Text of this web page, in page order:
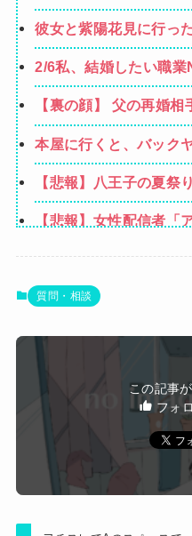
彼女と紫陽花見に行っ
てた。普通かわいいぺ
コーヒーや手作り菓子
2/6私、結婚したい職
ど、嫁が子供連れて家
かないけど強いてあげ
れない。嫁のせいでア
【裏の顔】 父の再婚
私の帰宅に気付かない
のに大学費用出さなき
だったら先に亡くなる
本屋に行くと、バック
本当にすみません（泣
ゃないしね、うちだけ
ら」と会話が聞こえて
【悲報】八王子の夏祭
【悲報】女性配信者
【悲報】坂口杏里を家
【動画】甲子園の女性
【画像】女さん、ミニ
稿して叩かれるｗｗｗｗ
生活保護の相談に行っ
無理と言われた。子ど
すのは絶対に考えられ
Powered by livedoor
質問・相談
この記事
フォ